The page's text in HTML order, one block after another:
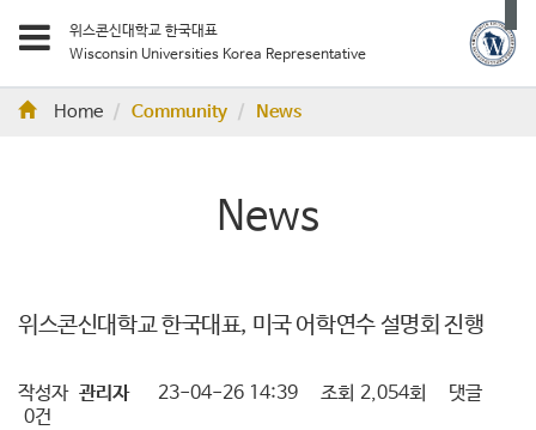
위스콘신대학교 한국대표
Wisconsin Universities Korea Representative
Home Community News
News
위스콘신대학교 한국대표, 미국 어학연수 설명회 진행
작성자 관리자 23-04-26 14:39 조회 2,054회
댓글
0건